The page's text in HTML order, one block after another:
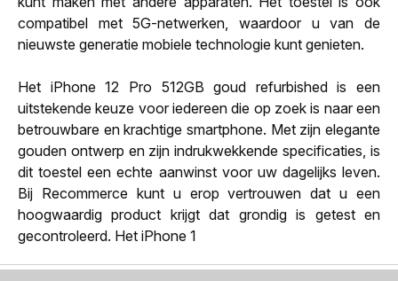
compatibel met 5G-netwerken, waardoor u van de
nieuwste generatie mobiele technologie kunt genieten.
Het iPhone 12 Pro 512GB goud refurbished is een
uitstekende keuze voor iedereen die op zoek is naar een
betrouwbare en krachtige smartphone. Met zijn elegante
gouden ontwerp en zijn indrukwekkende specificaties, is
dit toestel een echte aanwinst voor uw dagelijks leven.
Bij Recommerce kunt u erop vertrouwen dat u een
hoogwaardig product krijgt dat grondig is getest en
gecontroleerd. Het iPhone 1